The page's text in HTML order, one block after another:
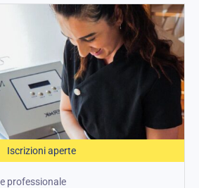
Iscrizioni aperte
professionale